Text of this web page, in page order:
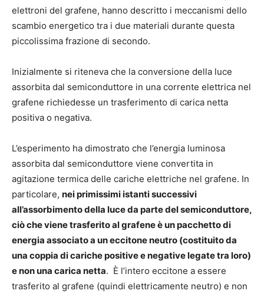
elettroni del grafene, hanno descritto i meccanismi dello
scambio energetico tra i due materiali durante questa
piccolissima frazione di secondo.
Inizialmente si riteneva che la conversione della luce
assorbita dal semiconduttore in una corrente elettrica nel
grafene richiedesse un trasferimento di carica netta
positiva o negativa.
L’esperimento ha dimostrato che l’energia luminosa
assorbita dal semiconduttore viene convertita in
agitazione termica delle cariche elettriche nel grafene. In
particolare, nei primissimi istanti successivi
all’assorbimento della luce da parte del semiconduttore,
ciò che viene trasferito al grafene è un pacchetto di
energia associato a un eccitone neutro (costituito da
una coppia di cariche positive e negative legate tra loro)
e non una carica netta. È l’intero eccitone a essere
trasferito al grafene (quindi elettricamente neutro) e non